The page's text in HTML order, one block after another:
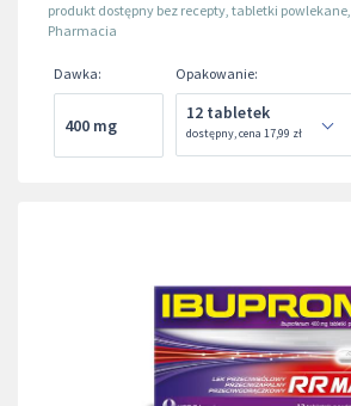
produkt dostępny bez recepty, tabletki powlekane,
Pharmacia
Dawka:
400 mg
Opakowanie:
12 tabletek
dostępny,cena 17,99 zł